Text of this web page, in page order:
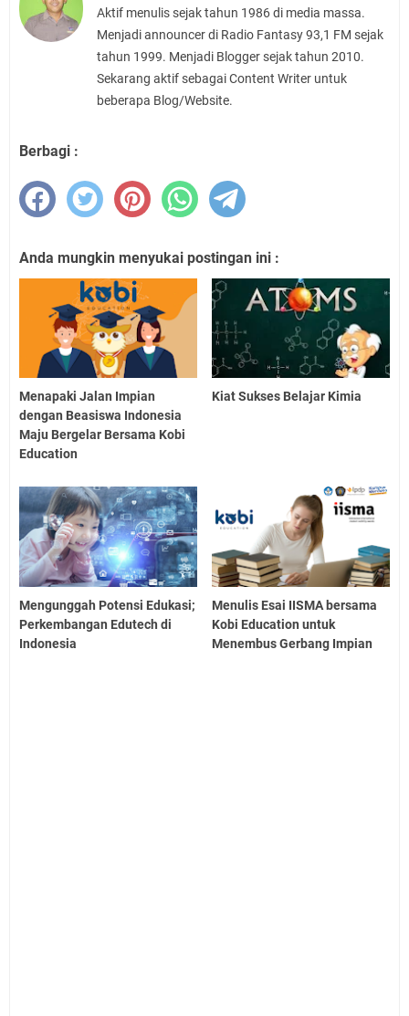
Aktif menulis sejak tahun 1986 di media massa.
Menjadi announcer di Radio Fantasy 93,1 FM sejak
tahun 1999. Menjadi Blogger sejak tahun 2010.
Sekarang aktif sebagai Content Writer untuk
beberapa Blog/Website.
Berbagi :
Anda mungkin menyukai postingan ini :
Menapaki Jalan Impian
dengan Beasiswa Indonesia
Maju Bergelar Bersama Kobi
Education
Kiat Sukses Belajar Kimia
Mengunggah Potensi Edukasi;
Perkembangan Edutech di
Indonesia
Menulis Esai IISMA bersama
Kobi Education untuk
Menembus Gerbang Impian